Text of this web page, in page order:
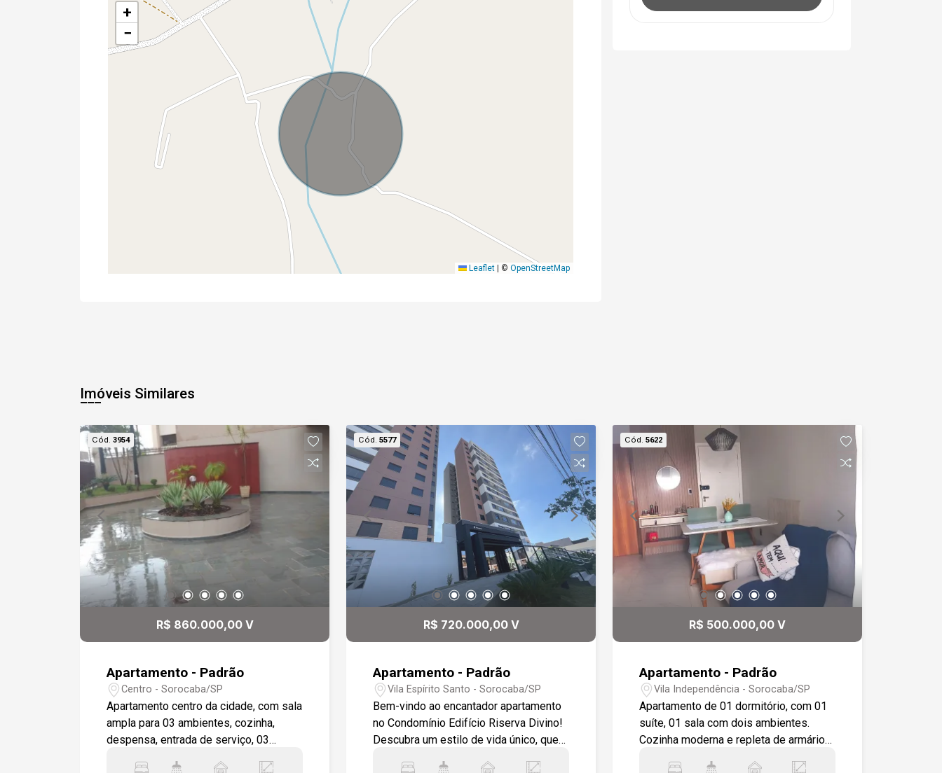
+
−
Leaflet | © OpenStreetMap
Imóveis Similares
Cód. 3954
R$ 860.000,00 V
Apartamento - Padrão
Centro - Sorocaba/SP
Apartamento centro da cidade, com sala
ampla para 03 ambientes, cozinha,
despensa, entrada de serviço, 03
Cód. 5577
R$ 720.000,00 V
Apartamento - Padrão
Vila Espírito Santo - Sorocaba/SP
Bem-vindo ao encantador apartamento
no Condomínio Edifício Riserva Divino!
Descubra um estilo de vida único, que
Cód. 5622
R$ 500.000,00 V
Apartamento - Padrão
Vila Independência - Sorocaba/SP
Apartamento de 01 dormitório, com 01
suíte, 01 sala com dois ambientes.
Cozinha moderna e repleta de armários